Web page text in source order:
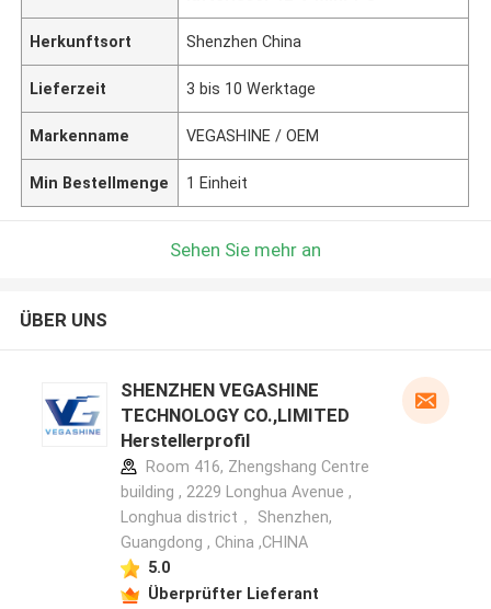
Herkunftsort Shenzhen China
Lieferzeit 3 bis 10 Werktage
Markenname VEGASHINE / OEM
Min Bestellmenge 1 Einheit
Sehen Sie mehr an
ÜBER UNS
SHENZHEN VEGASHINE
TECHNOLOGY CO.,LIMITED
Herstellerprofil
Room 416, Zhengshang Centre
building , 2229 Longhua Avenue ,
Longhua district， Shenzhen,
Guangdong , China ,CHINA
5.0
Überprüfter Lieferant